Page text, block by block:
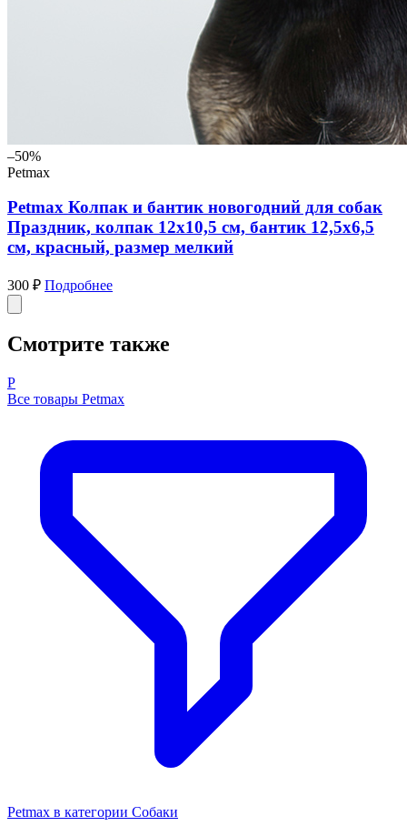
–50%
Petmax
Petmax Колпак и бантик новогодний для собак
Праздник, колпак 12х10,5 см, бантик 12,5х6,5
см, красный, размер мелкий
300 ₽ Подробнее
Смотрите также
P
Все товары Petmax
Petmax в категории Собаки